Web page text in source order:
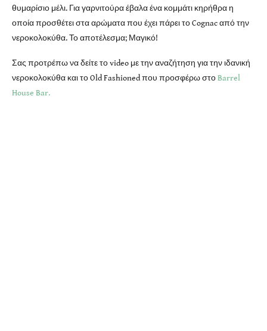
θυμαρίσιο μέλι. Για γαρνιτούρα έβαλα ένα κομμάτι κηρήθρα η
οποία προσθέτει στα αρώματα που έχει πάρει το Cognac από την
νεροκολοκύθα. Το αποτέλεσμα; Μαγικό!
Σας προτρέπω να δείτε το video με την αναζήτηση για την ιδανική
νεροκολοκύθα και το Old Fashioned που προσφέρω στοBarrel
House Bar.